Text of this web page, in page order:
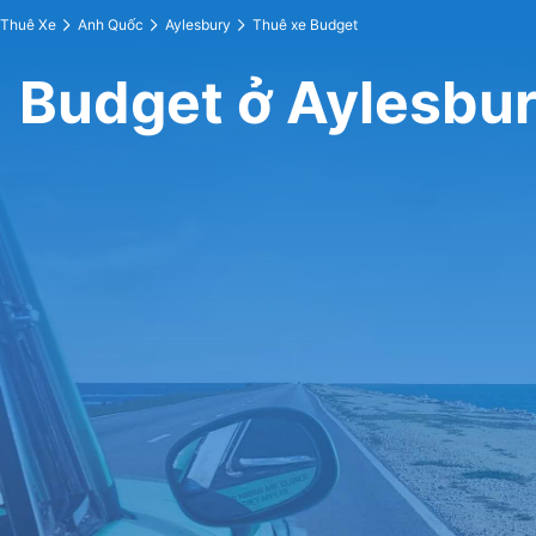
Thuê Xe Anh Quốc Aylesbury Thuê xe Budget
Budget ở